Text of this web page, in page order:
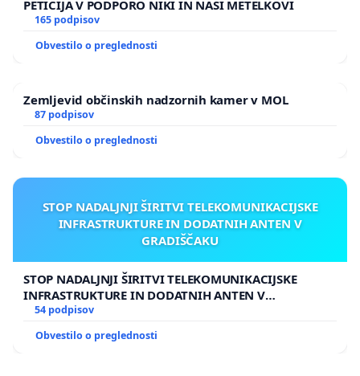
PETICIJA V PODPORO NIKI IN NAŠI METELKOVI
165 podpisov
Obvestilo o preglednosti
Zemljevid občinskih nadzornih kamer v MOL
87 podpisov
Obvestilo o preglednosti
STOP NADALJNJI ŠIRITVI TELEKOMUNIKACIJSKE
INFRASTRUKTURE IN DODATNIH ANTEN V
GRADIŠČAKU
STOP NADALJNJI ŠIRITVI TELEKOMUNIKACIJSKE
INFRASTRUKTURE IN DODATNIH ANTEN V
GRADIŠČAKU
54 podpisov
Obvestilo o preglednosti